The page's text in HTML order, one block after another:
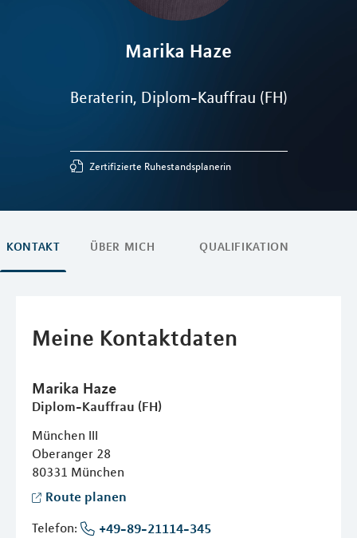
Marika Haze
Beraterin, Diplom-Kauffrau (FH)
Zertifizierte Ruhestandsplanerin
KONTAKT ÜBER MICH QUALIFIKATION
Meine Kontaktdaten
Marika Haze
Diplom-Kauffrau (FH)
München III
Oberanger 28
80331 München
Route planen
Telefon:
+49-89-21114-345